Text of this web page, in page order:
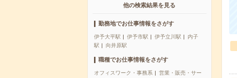
他の検索結果を見る
勤務地でお仕事情報をさがす
伊予大平駅 伊予市駅 伊予立川駅
内子
駅
向井原駅
職種でお仕事情報をさがす
オフィスワーク・事務系
営業・販売・サー